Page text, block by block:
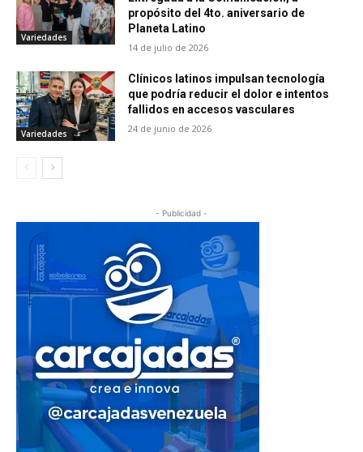
Variedades
propósito del 4to. aniversario de
Planeta Latino
14 de julio de 2026
Variedades
Clínicos latinos impulsan tecnología
que podría reducir el dolor e intentos
fallidos en accesos vasculares
24 de junio de 2026
- Publicidad -